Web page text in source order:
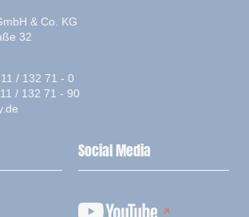
& Co. KG
32
/ 132 71 - 0
/ 132 71 - 90
Social Media